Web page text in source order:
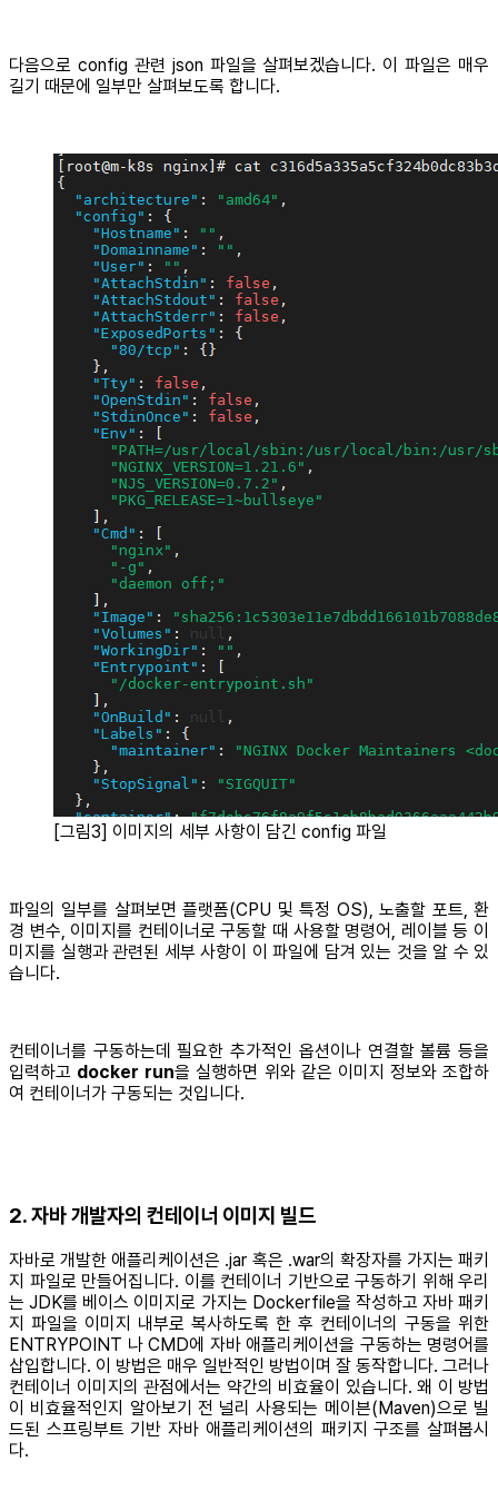
다음으로 config 관련 json 파일을 살펴보겠습니다. 이 파일은 매우
길기 때문에 일부만 살펴보도록 합니다.
[그림3] 이미지의 세부 사항이 담긴 config 파일
파일의 일부를 살펴보면 플랫폼(CPU 및 특정 OS), 노출할 포트, 환
경 변수, 이미지를 컨테이너로 구동할 때 사용할 명령어, 레이블 등 이
미지를 실행과 관련된 세부 사항이 이 파일에 담겨 있는 것을 알 수 있
습니다.
컨테이너를 구동하는데 필요한 추가적인 옵션이나 연결할 볼륨 등을
입력하고 docker run을 실행하면 위와 같은 이미지 정보와 조합하
여 컨테이너가 구동되는 것입니다.
2. 자바 개발자의 컨테이너 이미지 빌드
자바로 개발한 애플리케이션은 .jar 혹은 .war의 확장자를 가지는 패키
지 파일로 만들어집니다. 이를 컨테이너 기반으로 구동하기 위해 우리
는 JDK를 베이스 이미지로 가지는 Dockerfile을 작성하고 자바 패키
지 파일을 이미지 내부로 복사하도록 한 후 컨테이너의 구동을 위한
ENTRYPOINT 나 CMD에 자바 애플리케이션을 구동하는 명령어를
삽입합니다. 이 방법은 매우 일반적인 방법이며 잘 동작합니다. 그러나
컨테이너 이미지의 관점에서는 약간의 비효율이 있습니다. 왜 이 방법
이 비효율적인지 알아보기 전 널리 사용되는 메이븐(Maven)으로 빌
드된 스프링부트 기반 자바 애플리케이션의 패키지 구조를 살펴봅시
다.